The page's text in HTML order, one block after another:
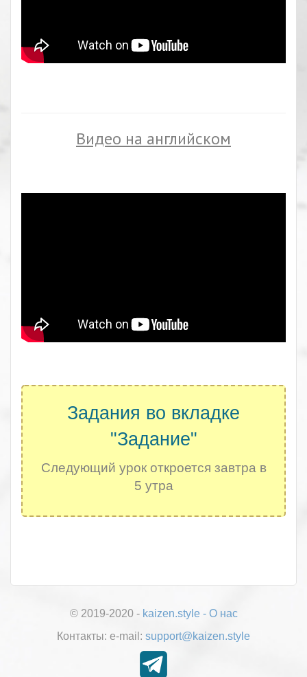
Видео на английском
Задания во вкладке
"Задание"
Следующий урок откроется завтра в
5 утра
© 2019-2020 - kaizen.style- О нас
Контакты: е-mail: support@kaizen.style